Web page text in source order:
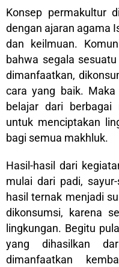
Konsep permakultur
dengan ajaran agama
dan keilmuan.
bahwa segala
dimanfaatkan,
cara yang baik.
belajar dari berbagai
untuk menciptakan
bagi semua makhluk.
Hasil-hasil dari
mulai dari padi,
hasil ternak menjadi
dikonsumsi, karena
lingkungan. Begitu
yang dihasilkan
dimanfaatkan